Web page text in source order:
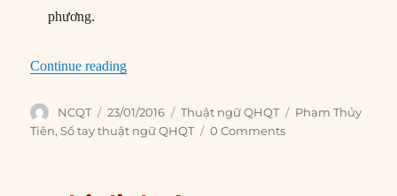
phương.
Continue reading“Ngoại giao văn hóa (Cultural diplomacy)”
Author
NCQT
Posted
on
23/01/2016 Categories
Thuật ngữ QHQT Tags
Phạm Thủy
Tiên,Sổ tay thuật ngữ QHQT 0 Comments